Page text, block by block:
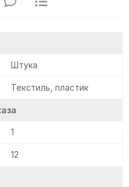
Штука
Текстиль, пластик
1
12